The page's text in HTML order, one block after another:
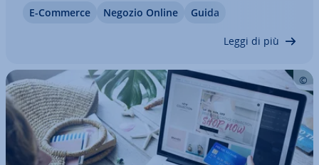
resistere in un mercato altamente com­pe­ti­ti­vo
E-Commerce Negozio Online Guida
Leggi di più